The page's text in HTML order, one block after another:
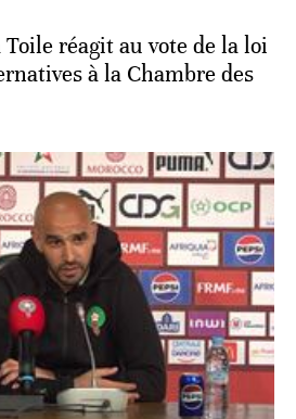
Toile réagit au vote de la loi
à la Chambre des